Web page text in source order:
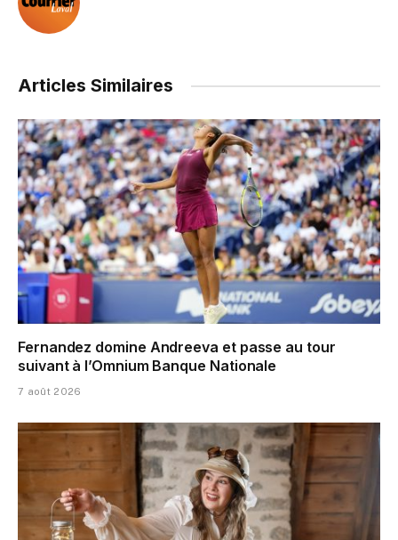
Articles Similaires
Fernandez domine Andreeva et passe au tour
suivant à l’Omnium Banque Nationale
7 août 2026